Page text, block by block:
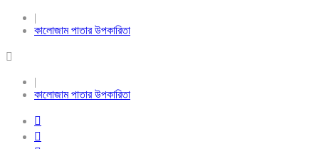
|
কালোজাম পাতার উপকারিতা
|
কালোজাম পাতার উপকারিতা